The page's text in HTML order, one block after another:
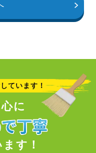
ています！
に
す！